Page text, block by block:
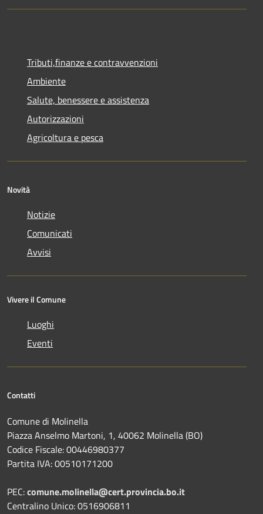
Tributi,finanze e contravvenzioni
Ambiente
Salute, benessere e assistenza
Autorizzazioni
Agricoltura e pesca
Novità
Notizie
Comunicati
Avvisi
Vivere il Comune
Luoghi
Eventi
Contatti
Comune di Molinella
Piazza Anselmo Martoni, 1, 40062 Molinella (BO)
Codice Fiscale: 00446980377
Partita IVA: 00510171200
PEC:comune.molinella@cert.provincia.bo.it
Centralino Unico: 0516906811